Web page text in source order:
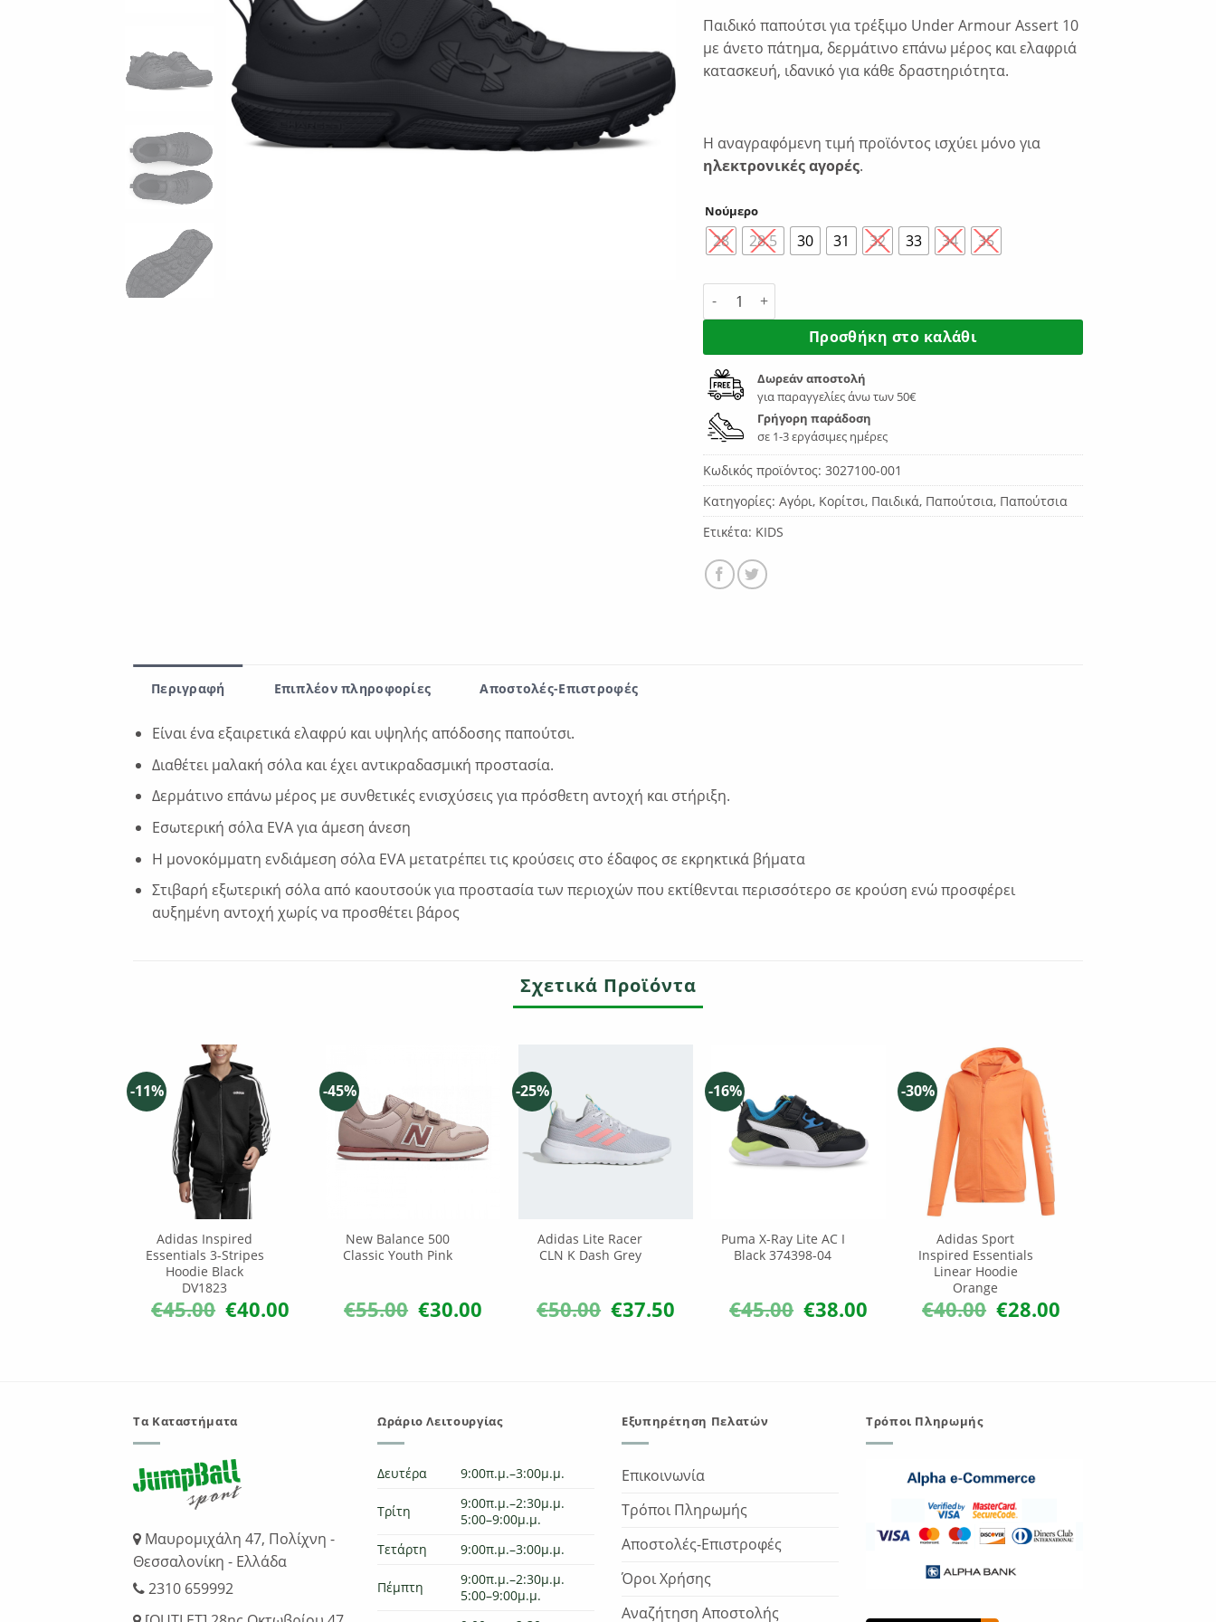
Παιδικό παπούτσι για τρέξιμο Under Armour Assert 10
με άνετο πάτημα, δερμάτινο επάνω μέρος και ελαφριά
κατασκευή, ιδανικό για κάθε δραστηριότητα.
Η αναγραφόμενη τιμή προϊόντος ισχύει μόνο για
ηλεκτρονικές αγορές.
Νούμερο
28 28.5 30 31 32 33 34 35
Under Armour Assert 10 AC UFM Synthetic 3027100-001 ποσότητα
Προσθήκη στο καλάθι
Δωρεάν αποστολή
για παραγγελίες άνω των 50€
Γρήγορη παράδοση
σε 1-3 εργάσιμες ημέρες
Κωδικός προϊόντος: 3027100-001
Κατηγορίες: Αγόρι, Κορίτσι, Παιδικά, Παπούτσια, Παπούτσια
Ετικέτα: KIDS
Περιγραφή Επιπλέον πληροφορίες Αποστολές-Επιστροφές
Είναι ένα εξαιρετικά ελαφρύ και υψηλής απόδοσης παπούτσι.
Διαθέτει μαλακή σόλα και έχει αντικραδασμική προστασία.
Δερμάτινο επάνω μέρος με συνθετικές ενισχύσεις για πρόσθετη αντοχή και στήριξη.
Εσωτερική σόλα EVA για άμεση άνεση
Η μονοκόμματη ενδιάμεση σόλα EVA μετατρέπει τις κρούσεις στο έδαφος σε εκρηκτικά βήματα
Στιβαρή εξωτερική σόλα από καουτσούκ για προστασία των περιοχών που εκτίθενται περισσότερο σε κρούση ενώ προσφέρει
αυξημένη αντοχή χωρίς να προσθέτει βάρος
Σχετικά Προϊόντα
-11%
Adidas Inspired
Essentials 3-Stripes
Hoodie Black
DV1823
€45.00 Original
price
€40.00Η
τρέχουσα
-45%
New Balance 500
Classic Youth Pink
€55.00 Original
price
€30.00Η
τρέχουσα
-25%
Adidas Lite Racer
CLN K Dash Grey
€50.00 Original
price
€37.50Η
τρέχουσα
-16%
Puma X-Ray Lite AC I
Black 374398-04
€45.00 Original
price
€38.00Η
τρέχουσα
-30%
Adidas Sport
Inspired Essentials
Linear Hoodie
Orange
€40.00 Original
price
€28.00Η
τρέχουσα
τρέχουσα
Τα Καταστήματα
Μαυρομιχάλη 47, Πολίχνη -
Θεσσαλονίκη - Ελλάδα
2310 659992
Ωράριο Λειτουργίας
Δευτέρα 9:00π.μ.–3:00μ.μ.
Τρίτη
9:00π.μ.–2:30μ.μ.
5:00–9:00μ.μ.
Τετάρτη
9:00π.μ.–3:00μ.μ.
Πέμπτη
9:00π.μ.–2:30μ.μ.
5:00–9:00μ.μ.
Εξυπηρέτηση Πελατών
Επικοινωνία
Τρόποι Πληρωμής
Αποστολές-Επιστροφές
Όροι Χρήσης
Αναζήτηση Αποστολής
Τρόποι Πληρωμής